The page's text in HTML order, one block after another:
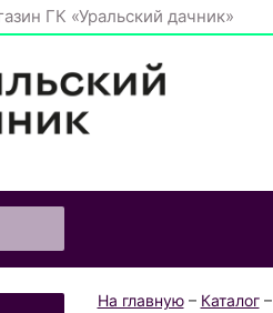
ГК «Уральский дачник»
На главную– Каталог–